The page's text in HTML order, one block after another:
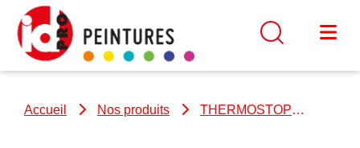
Accueil Nos produits
THERMOSTOP